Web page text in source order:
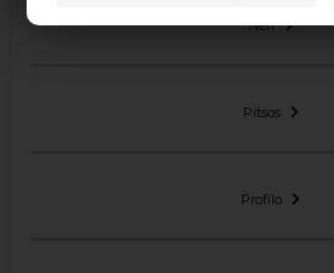
Neff
Pitsos
Profilo